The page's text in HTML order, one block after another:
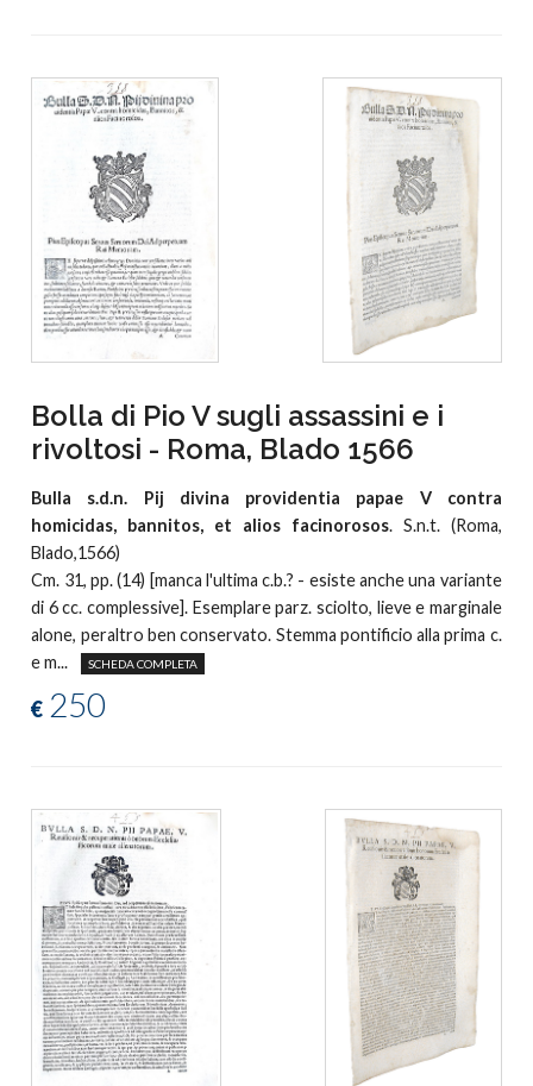
Bolla di Pio V sugli assassini e i
rivoltosi - Roma, Blado 1566
Bulla s.d.n. Pij divina providentia papae V contra
homicidas, bannitos, et alios facinorosos. S.n.t. (Roma,
Blado,1566)
Cm. 31, pp. (14) [manca l'ultima c.b.? - esiste anche una variante
di 6 cc. complessive]. Esemplare parz. sciolto, lieve e marginale
alone, peraltro ben conservato. Stemma pontificio alla prima c.
e m...
SCHEDA COMPLETA
€ 250